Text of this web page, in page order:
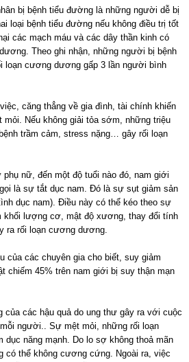
bị bệnh tiểu đường là những người dễ bị
loại bệnh tiểu đường nếu không điều trị tốt
các mạch máu và các dây thần kinh có
Theo ghi nhận, những người bị bệnh
loạn cương dương gấp 3 lần người bình
căng thẳng về gia đình, tài chính khiến
mỏi. Nếu không giải tỏa sớm, những triệu
trầm cảm, stress nặng… gây rối loạn
phụ nữ, đến một độ tuổi nào đó, nam giới
là sự tắt dục nam. Đó là sự sụt giảm sản
dục nam). Điều này có thể kéo theo sự
khối lượng cơ, mật độ xương, thay đổi tính
ra rối loạn cương dương.
của các chuyên gia cho biết, suy giảm
chiếm 45% trên nam giới bị suy thận mạn
của các hậu quả do ung thư gây ra với cuộc
người.. Sự mệt mỏi, những rối loạn
dục năng mạnh. Do lo sợ không thoả mãn
có thể không cương cứng. Ngoài ra, việc